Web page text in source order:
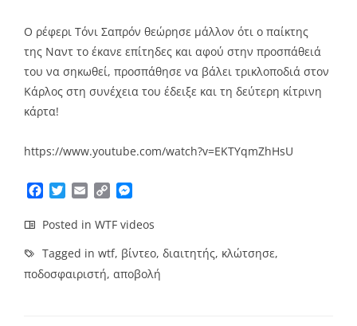
Ο ρέφερι Τόνι Σαπρόν θεώρησε μάλλον ότι ο παίκτης
της Ναντ το έκανε επίτηδες και αφού στην προσπάθειά
του να σηκωθεί, προσπάθησε να βάλει τρικλοποδιά στον
Κάρλος στη συνέχεια του έδειξε και τη δεύτερη κίτρινη
κάρτα!
https://www.youtube.com/watch?v=EKTYqmZhHsU
Facebook
TwitterEmailCopy
Posted in WTF videos
Tagged in wtf, βίντεο, διαιτητής, κλώτσησε,
ποδοσφαιριστή, αποβολή